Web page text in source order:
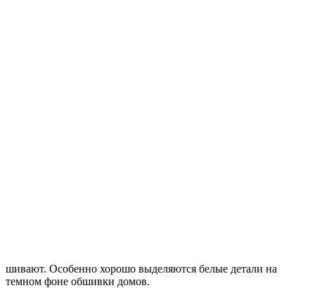
шивают. Особенно хорошо выделяются белые детали на
темном фоне обшивки домов.